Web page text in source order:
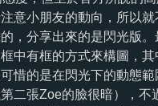
意小朋友的動向，所以
，分享出來的是閃光版
中有框的方式來構圖，
惜的是在閃光下的動態
二張Zoe的臉很暗），